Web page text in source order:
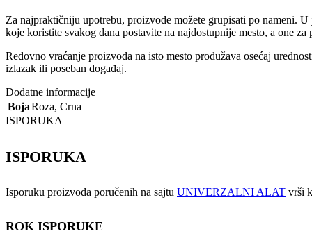
Za najpraktičniju upotrebu, proizvode možete grupisati po nameni.
koje koristite svakog dana postavite na najdostupnije mesto, a one
Redovno vraćanje proizvoda na isto mesto produžava osećaj
izlazak ili poseban događaj.
Dodatne informacije
BojaRoza, Crna
ISPORUKA
ISPORUKA
Isporuku proizvoda poručenih na sajtu UNIVERZALNI ALAT vrši
ROK ISPORUKE